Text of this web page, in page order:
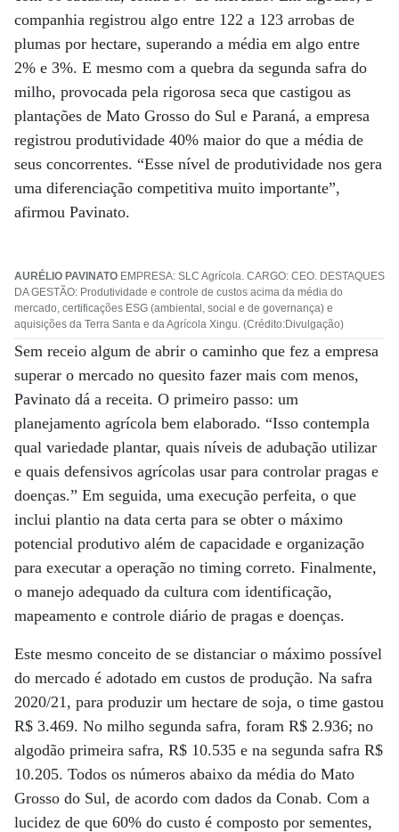
companhia registrou algo entre 122 a 123 arrobas de
plumas por hectare, superando a média em algo entre
2% e 3%. E mesmo com a quebra da segunda safra do
milho, provocada pela rigorosa seca que castigou as
plantações de Mato Grosso do Sul e Paraná, a empresa
registrou produtividade 40% maior do que a média de
seus concorrentes. “Esse nível de produtividade nos gera
uma diferenciação competitiva muito importante”,
afirmou Pavinato.
AURÉLIO PAVINATO EMPRESA: SLC Agrícola. CARGO: CEO. DESTAQUES
DA GESTÃO: Produtividade e controle de custos acima da média do
mercado, certificações ESG (ambiental, social e de governança) e
aquisições da Terra Santa e da Agrícola Xingu. (Crédito:Divulgação)
Sem receio algum de abrir o caminho que fez a empresa
superar o mercado no quesito fazer mais com menos,
Pavinato dá a receita. O primeiro passo: um
planejamento agrícola bem elaborado. “Isso contempla
qual variedade plantar, quais níveis de adubação utilizar
e quais defensivos agrícolas usar para controlar pragas e
doenças.” Em seguida, uma execução perfeita, o que
inclui plantio na data certa para se obter o máximo
potencial produtivo além de capacidade e organização
para executar a operação no timing correto. Finalmente,
o manejo adequado da cultura com identificação,
mapeamento e controle diário de pragas e doenças.
Este mesmo conceito de se distanciar o máximo possível
do mercado é adotado em custos de produção. Na safra
2020/21, para produzir um hectare de soja, o time gastou
R$ 3.469. No milho segunda safra, foram R$ 2.936; no
algodão primeira safra, R$ 10.535 e na segunda safra R$
10.205. Todos os números abaixo da média do Mato
Grosso do Sul, de acordo com dados da Conab. Com a
lucidez de que 60% do custo é composto por sementes,